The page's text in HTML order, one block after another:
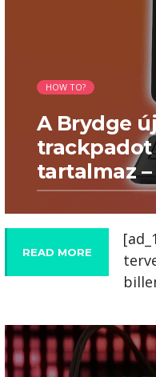
HOW TO?
A Brydge
trackpadot
tartalmaz
READ MORE
03:09 READ TIME